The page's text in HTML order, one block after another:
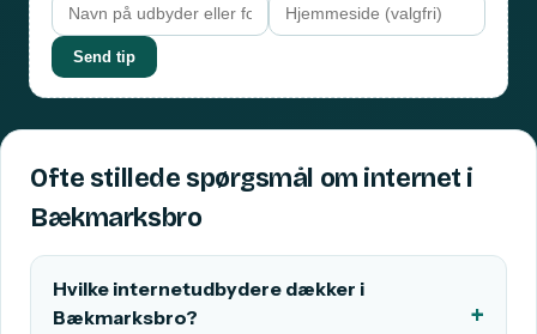
Send tip
Ofte stillede spørgsmål om internet i
Bækmarksbro
Hvilke internetudbydere dækker i
Bækmarksbro?